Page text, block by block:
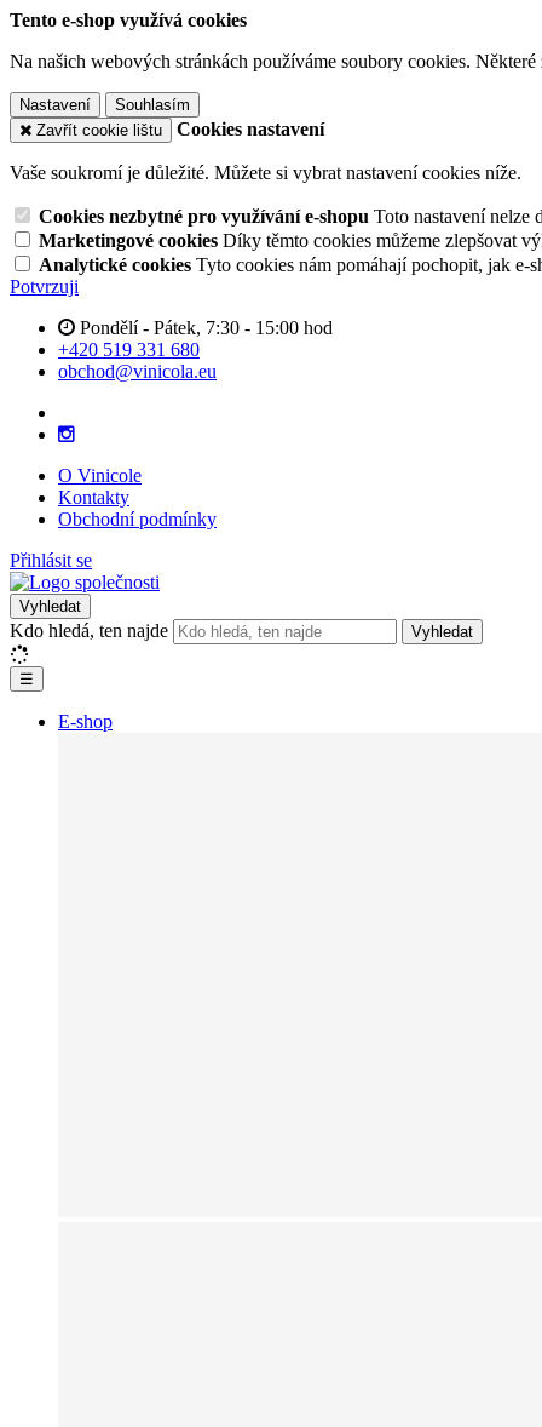
Tento e-shop využívá cookies
Na našich webových stránkách používáme soubory cookies.
Nastavení
Souhlasím
Zavřít cookie lištu
Cookies nastavení
Vaše soukromí je důležité. Můžete si vybrat nastavení cookies níže.
Cookies nezbytné pro využívání e-shopu Toto nastavení nelze
Marketingové cookies Díky těmto cookies můžeme zlepšovat
Analytické cookies Tyto cookies nám pomáhají pochopit, jak e-
Potvrzuji
Pondělí - Pátek, 7:30 - 15:00 hod
+420 519 331 680
obchod@vinicola.eu
O Vinicole
Kontakty
Obchodní podmínky
Přihlásit se
Vyhledat
Kdo hledá, ten najde Vyhledat
☰
E-shop